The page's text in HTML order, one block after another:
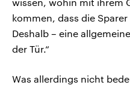
wissen, wohin mit ihrem
kommen, dass die
Deshalb – eine
der Tür.“
Was allerdings nicht